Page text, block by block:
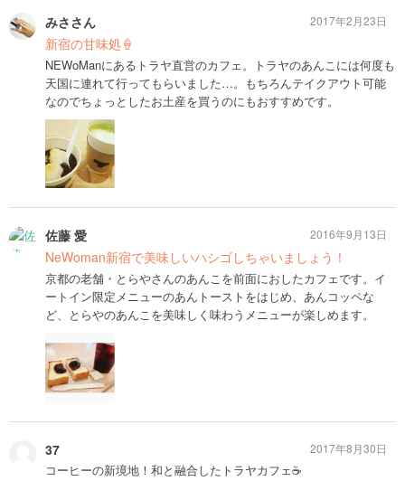
みささん
新宿の甘味処🍦
NEWoManにあるトラヤ直営のカフェ。トラヤのあんこには何度も
天国に連れて行ってもらいました…。もちろんテイクアウト可能
なのでちょっとしたお土産を買うのにもおすすめです。
2017年2月23日
佐藤 愛
NeWoman新宿で美味しいハシゴしちゃいましょう！
京都の老舗・とらやさんのあんこを前面におしたカフェです。イ
ートイン限定メニューのあんトーストをはじめ、あんコッペな
ど、とらやのあんこを美味しく味わうメニューが楽しめます。
2016年9月13日
37
コーヒーの新境地！和と融合したトラヤカフェ☕️
2017年8月30日